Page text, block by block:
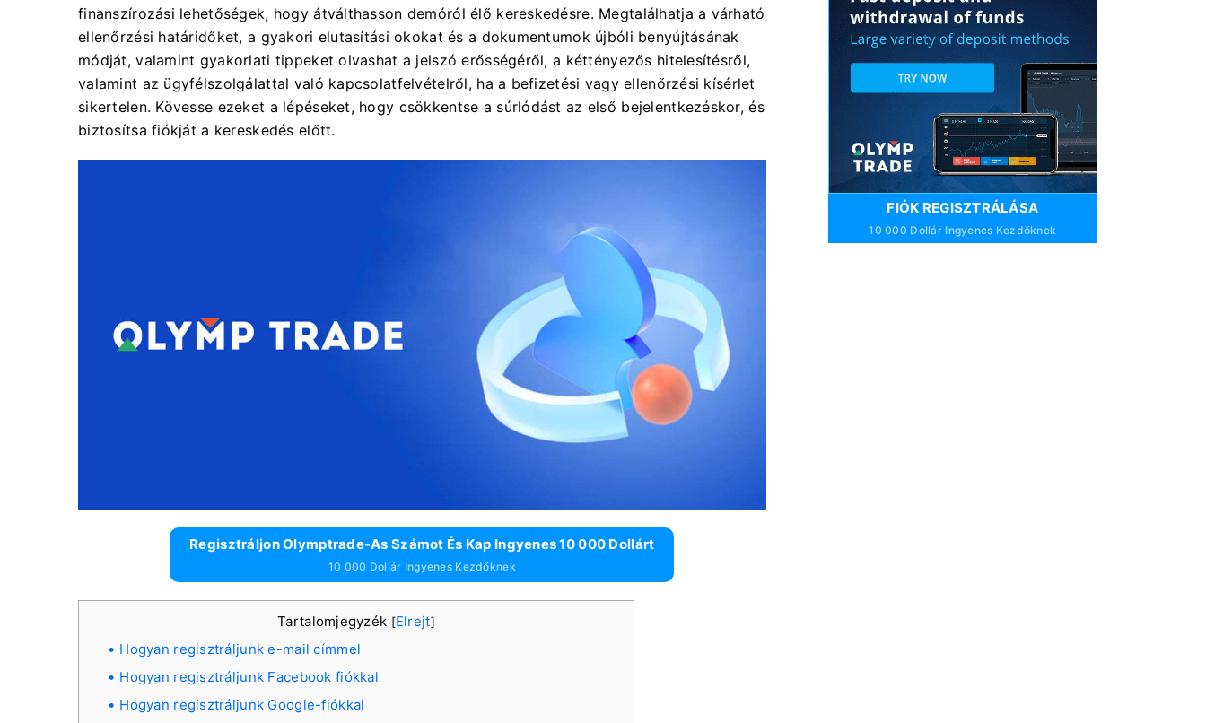
finanszírozási lehetőségek, hogy átválthasson demóról élő kereskedésre. Megtalálhatja a várható
ellenőrzési határidőket, a gyakori elutasítási okokat és a dokumentumok újbóli benyújtásának
módját, valamint gyakorlati tippeket olvashat a jelszó erősségéről, a kéttényezős hitelesítésről,
valamint az ügyfélszolgálattal való kapcsolatfelvételről, ha a befizetési vagy ellenőrzési kísérlet
sikertelen. Kövesse ezeket a lépéseket, hogy csökkentse a súrlódást az első bejelentkezéskor, és
biztosítsa fiókját a kereskedés előtt.
Regisztráljon Olymptrade-As Számot És Kap Ingyenes 10 000 Dollárt
10 000 Dollár Ingyenes Kezdőknek
Tartalomjegyzék [Elrejt]
Hogyan regisztráljunk e-mail címmel
Hogyan regisztráljunk Facebook fiókkal
Hogyan regisztráljunk Google-fiókkal
FIÓK REGISZTRÁLÁSA
10 000 Dollár Ingyenes Kezdőknek